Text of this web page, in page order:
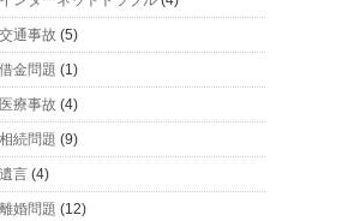
通事故 (5)
金問題 (1)
療事故 (4)
続問題 (9)
言 (4)
婚問題 (12)